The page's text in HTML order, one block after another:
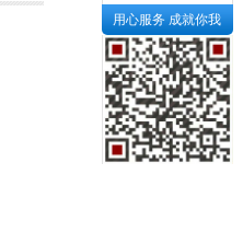
用心服务 成就你我